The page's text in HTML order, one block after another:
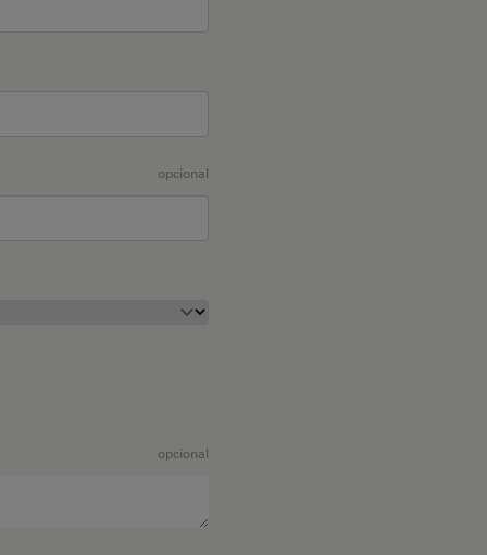
opcional
opcional